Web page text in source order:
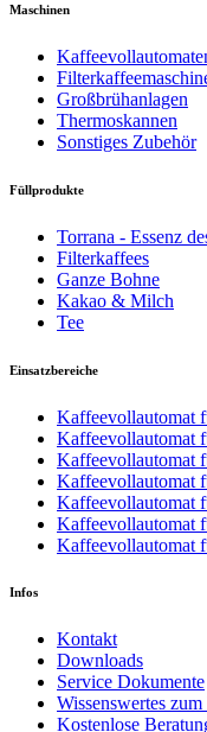
Maschinen
Großbrühanlagen
Thermoskannen
Sonstiges Zubehör
Füllprodukte
Torrana - Essenz
Filterkaffees
Ganze Bohne
Kakao & Milch
Tee
Einsatzbereiche
Kaffeevollautomat
Kaffeevollautomat
Kaffeevollautomat
Kaffeevollautomat
Kaffeevollautomat
Kaffeevollautomat
Kaffeevollautomat
Infos
Kontakt
Downloads
Service Dokumente
Wissenswertes
Kostenlose